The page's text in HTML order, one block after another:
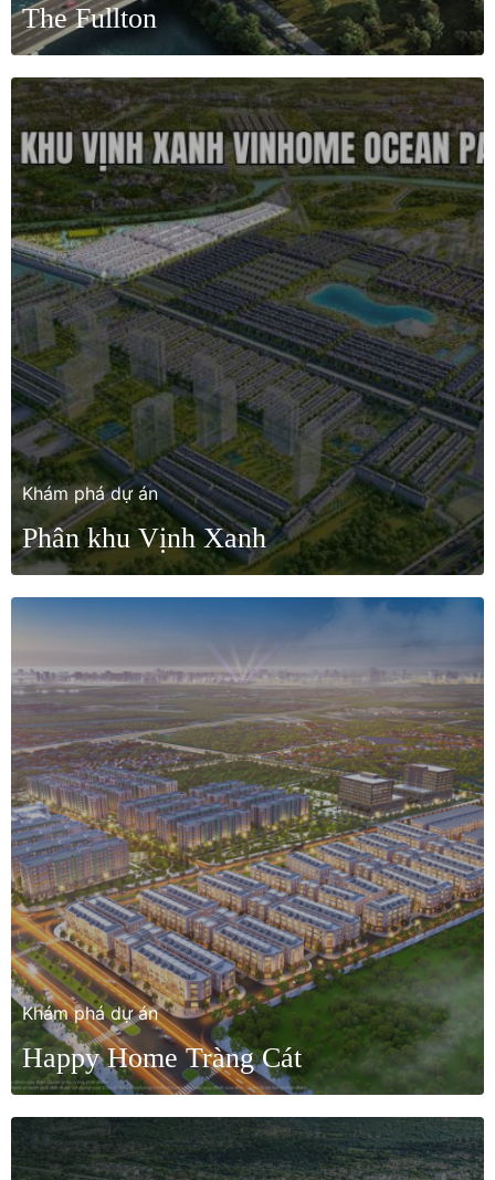
The Fullton
Khám phá dự án
Phân khu Vịnh Xanh
Khám phá dự án
Happy Home Tràng Cát